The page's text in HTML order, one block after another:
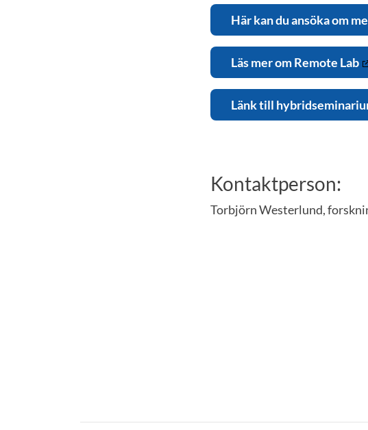
Här kan du ansöka om
Läs mer om Remote Lab
Länk till
Kontaktperson:
Torbjörn Westerlund,